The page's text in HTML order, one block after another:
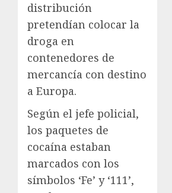
distribución
pretendían colocar la
droga en
contenedores de
mercancía con destino
a Europa.
Según el jefe policial,
los paquetes de
cocaína estaban
marcados con los
símbolos ‘Fe’ y ‘111’,